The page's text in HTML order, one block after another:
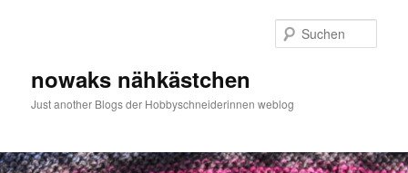
nowaks nähkästchen
Just another Blogs der Hobbyschneiderinnen weblog